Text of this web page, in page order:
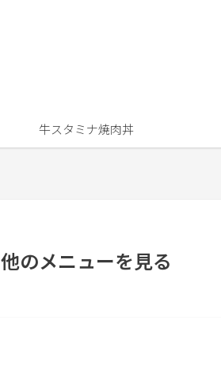
牛スタミナ焼肉丼
他のメニューを見る